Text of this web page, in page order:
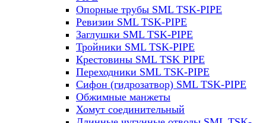
Опорные трубы SML TSK-PIPE
Ревизии SML TSK-PIPE
Заглушки SML TSK-PIPE
Тройники SML TSK-PIPE
Крестовины SML TSK PIPE
Переходники SML TSK-PIPE
Сифон (гидрозатвор) SML TSK-PIPE
Обжимные манжеты
Хомут соединительный